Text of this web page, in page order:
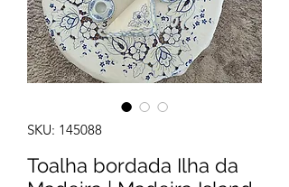
SKU: 145088
Toalha bordada Ilha da